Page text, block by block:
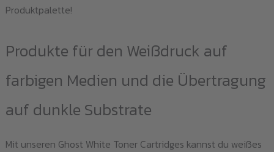
Produktpalette!
Produkte für den Weißdruck auf
farbigen Medien und die Übertragung
auf dunkle Substrate
Mit unseren Ghost White Toner Cartridges kannst du weißes